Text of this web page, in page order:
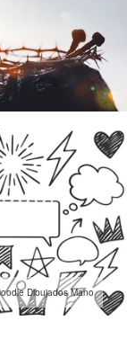
Dibujados Mano